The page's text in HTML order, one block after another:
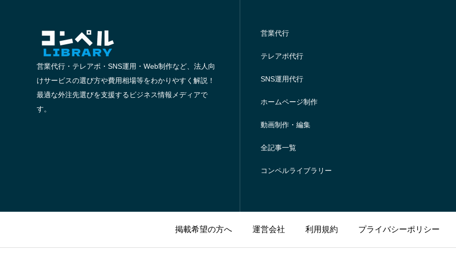
営業代行・テレアポ・SNS運用・Web制作など、法人向
けサービスの選び方や費用相場等をわかりやすく解説！
最適な外注先選びを支援するビジネス情報メディアで
す。
営業代行
テレアポ代行
SNS運用代行
ホームページ制作
動画制作・編集
全記事一覧
コンペルライブラリー
掲載希望の方へ 運営会社 利用規約 プライバシーポリシー